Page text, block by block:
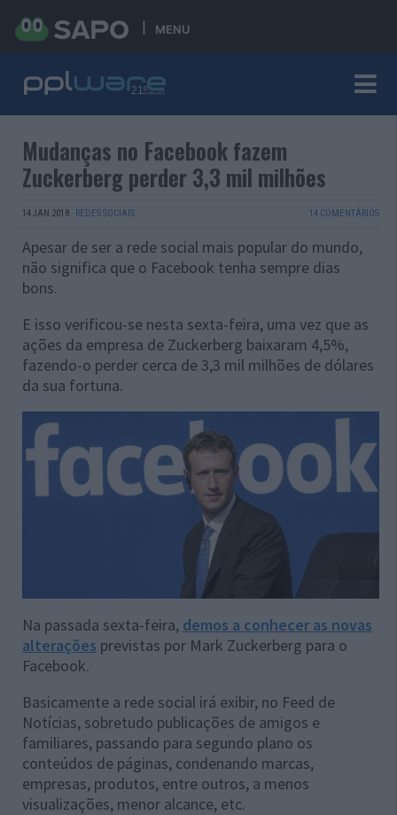
MENU
Mudanças no Facebook fazem
Zuckerberg perder 3,3 mil milhões
14 JAN 2018 · REDES SOCIAIS 14 COMENTÁRIOS
Apesar de ser a rede social mais popular do mundo,
não significa que o Facebook tenha sempre dias
bons.
E isso verificou-se nesta sexta-feira, uma vez que as
ações da empresa de Zuckerberg baixaram 4,5%,
fazendo-o perder cerca de 3,3 mil milhões de dólares
da sua fortuna.
Na passada sexta-feira, demos a conhecer as novas
alterações previstas por Mark Zuckerberg para o
Facebook.
Basicamente a rede social irá exibir, no Feed de
Notícias, sobretudo publicações de amigos e
familiares, passando para segundo plano os
conteúdos de páginas, condenando marcas,
empresas, produtos, entre outros, a menos
visualizações, menor alcance, etc.